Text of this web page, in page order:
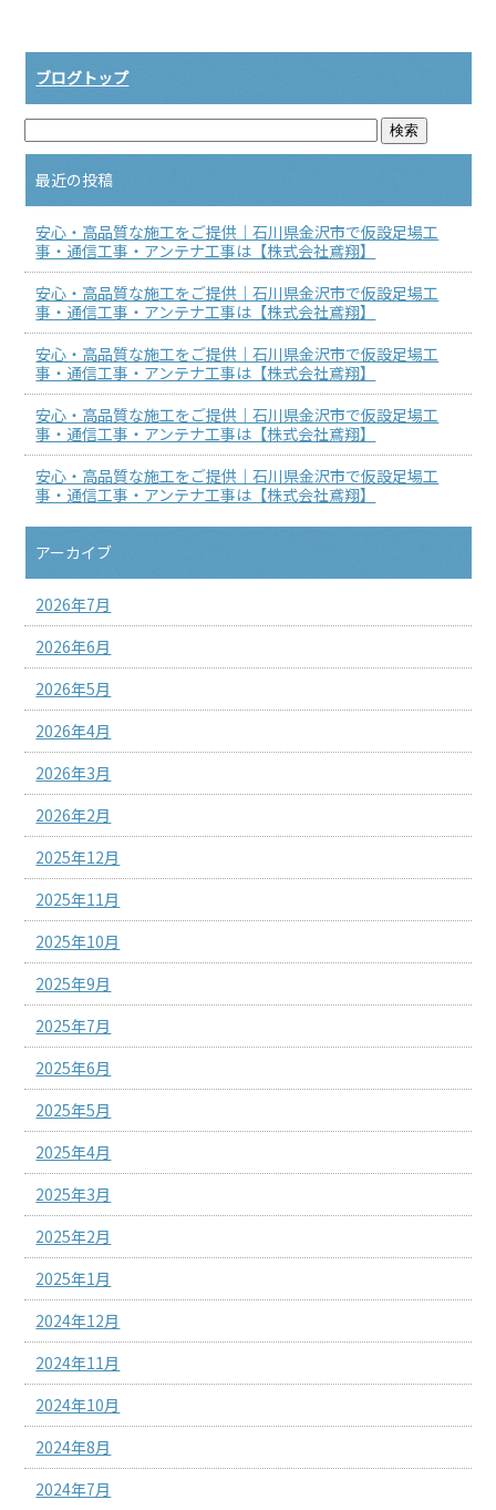
ブログトップ
最近の投稿
安心・高品質な施工をご提供｜石川県金沢市で仮設足場工
事・通信工事・アンテナ工事は【株式会社鳶翔】
安心・高品質な施工をご提供｜石川県金沢市で仮設足場工
事・通信工事・アンテナ工事は【株式会社鳶翔】
安心・高品質な施工をご提供｜石川県金沢市で仮設足場工
事・通信工事・アンテナ工事は【株式会社鳶翔】
安心・高品質な施工をご提供｜石川県金沢市で仮設足場工
事・通信工事・アンテナ工事は【株式会社鳶翔】
安心・高品質な施工をご提供｜石川県金沢市で仮設足場工
事・通信工事・アンテナ工事は【株式会社鳶翔】
アーカイブ
2026年7月
2026年6月
2026年5月
2026年4月
2026年3月
2026年2月
2025年12月
2025年11月
2025年10月
2025年9月
2025年7月
2025年6月
2025年5月
2025年4月
2025年3月
2025年2月
2025年1月
2024年12月
2024年11月
2024年10月
2024年8月
2024年7月